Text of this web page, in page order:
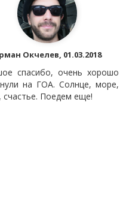
Окчелев, 01.03.2018
спасибо, очень хорошо
на ГОА. Солнце, море,
счастье. Поедем еще!